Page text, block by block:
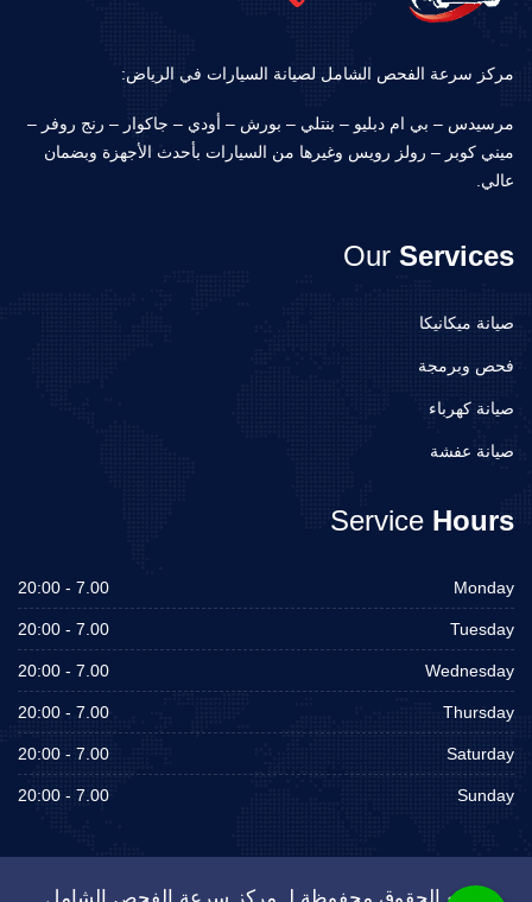
مركز سرعة الفحص الشامل لصيانة السيارات في الرياض:
مرسيدس – بي ام دبليو – بنتلي – بورش – أودي – جاكوار – رنج روفر –
ميني كوبر – رولز رويس وغيرها من السيارات بأحدث الأجهزة وبضمان
عالي.
Our Services
صيانة ميكانيكا
فحص وبرمجة
صيانة كهرباء
صيانة عفشة
Service Hours
Monday
7.00 - 20:00
Tuesday
7.00 - 20:00
Wednesday
7.00 - 20:00
Thursday
7.00 - 20:00
Saturday
7.00 - 20:00
Sunday
7.00 - 20:00